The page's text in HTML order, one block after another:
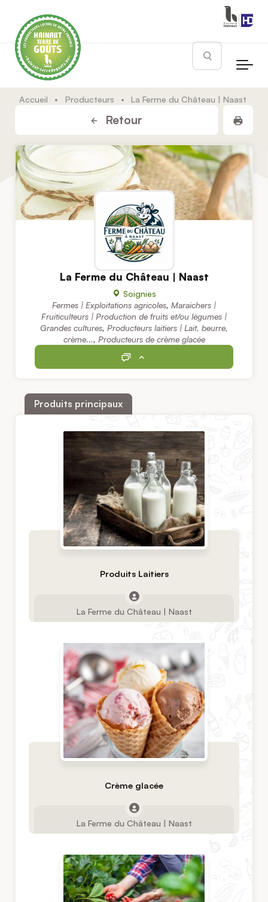
Rechercher
Accueil • Producteurs • La Ferme du Château | Naast
Retour
La Ferme du Château | Naast
Soignies
Fermes | Exploitations agricoles, Maraichers |
Fruiticulteurs | Production de fruits et/ou légumes |
Grandes cultures, Producteurs laitiers | Lait, beurre,
crème..., Producteurs de crème glacée
Produits principaux
Produits Laitiers
La Ferme du Château | Naast
Crème glacée
La Ferme du Château | Naast